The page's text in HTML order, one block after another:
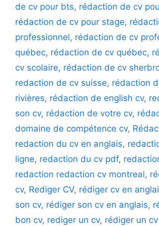
de cv pour bts, rédaction de cv
rédaction de cv pour stage,
professionnel, rédaction de cv
québec, rédaction de cv québec,
cv scolaire, rédaction de cv
redaction de cv suisse, rédaction
rivières, rédaction de english cv,
son cv, rédaction de votre cv,
domaine de compétence cv,
redaction du cv en anglais,
ligne, redaction du cv pdf,
redaction redaction cv montreal,
cv, Rediger CV, rédiger cv en
son cv, rédiger son cv en anglais,
bon cv, rediger un cv, rédiger un